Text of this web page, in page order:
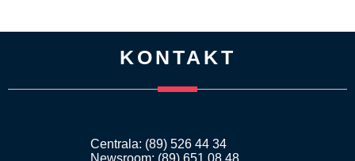
KONTAKT
Centrala: (89) 526 44 34